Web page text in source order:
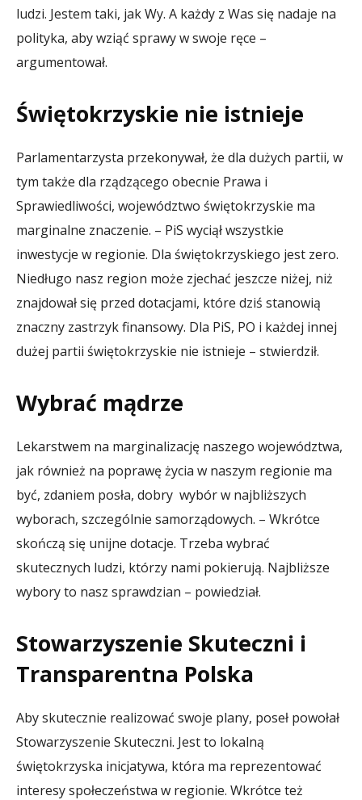
ludzi. Jestem taki, jak Wy. A każdy z Was się nadaje na
polityka, aby wziąć sprawy w swoje ręce –
argumentował.
Świętokrzyskie nie istnieje
Parlamentarzysta przekonywał, że dla dużych partii, w
tym także dla rządzącego obecnie Prawa i
Sprawiedliwości, województwo świętokrzyskie ma
marginalne znaczenie. – PiS wyciął wszystkie
inwestycje w regionie. Dla świętokrzyskiego jest zero.
Niedługo nasz region może zjechać jeszcze niżej, niż
znajdował się przed dotacjami, które dziś stanowią
znaczny zastrzyk finansowy. Dla PiS, PO i każdej innej
dużej partii świętokrzyskie nie istnieje – stwierdził.
Wybrać mądrze
Lekarstwem na marginalizację naszego województwa,
jak również na poprawę życia w naszym regionie ma
być, zdaniem posła, dobry wybór w najbliższych
wyborach, szczególnie samorządowych. – Wkrótce
skończą się unijne dotacje. Trzeba wybrać
skutecznych ludzi, którzy nami pokierują. Najbliższe
wybory to nasz sprawdzian – powiedział.
Stowarzyszenie Skuteczni i
Transparentna Polska
Aby skutecznie realizować swoje plany, poseł powołał
Stowarzyszenie Skuteczni. Jest to lokalną
świętokrzyska inicjatywa, która ma reprezentować
interesy społeczeństwa w regionie. Wkrótce też